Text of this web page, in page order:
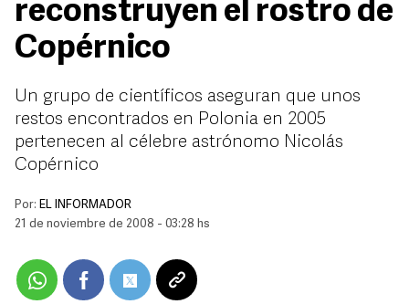
reconstruyen el rostro de
Copérnico
Un grupo de científicos aseguran que unos
restos encontrados en Polonia en 2005
pertenecen al célebre astrónomo Nicolás
Copérnico
Por: EL INFORMADOR
21 de noviembre de 2008 - 03:28 hs